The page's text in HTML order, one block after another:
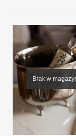
Brak w